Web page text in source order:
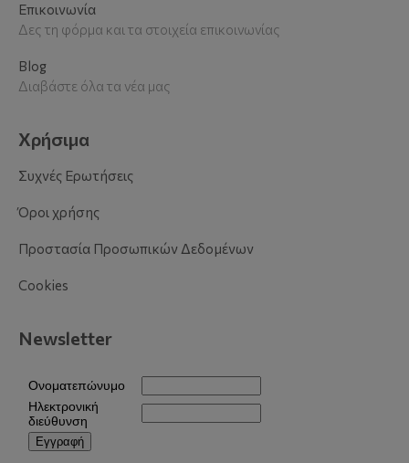
Επικοινωνία
Δες τη φόρμα και τα στοιχεία επικοινωνίας
Blog
Διαβάστε όλα τα νέα μας
Χρήσιμα
Συχνές Ερωτήσεις
Όροι χρήσης
Προστασία Προσωπικών Δεδομένων
Cookies
Newsletter